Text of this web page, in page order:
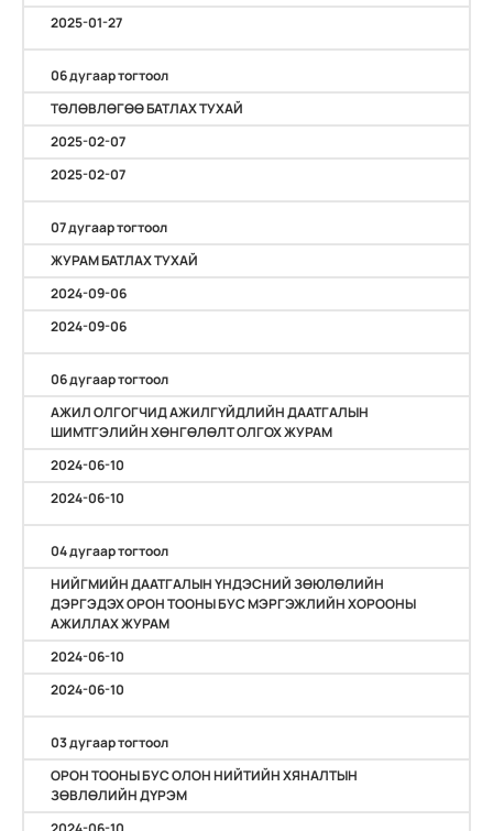
2025-01-27
06 дугаар тогтоол
ТӨЛӨВЛӨГӨӨ БАТЛАХ ТУХАЙ
2025-02-07
2025-02-07
07 дугаар тогтоол
ЖУРАМ БАТЛАХ ТУХАЙ
2024-09-06
2024-09-06
06 дугаар тогтоол
АЖИЛ ОЛГОГЧИД АЖИЛГҮЙДЛИЙН ДААТГАЛЫН
ШИМТГЭЛИЙН ХӨНГӨЛӨЛТ ОЛГОХ ЖУРАМ
2024-06-10
2024-06-10
04 дугаар тогтоол
НИЙГМИЙН ДААТГАЛЫН ҮНДЭСНИЙ ЗӨЮЛӨЛИЙН
ДЭРГЭДЭХ ОРОН ТООНЫ БУС МЭРГЭЖЛИЙН ХОРООНЫ
АЖИЛЛАХ ЖУРАМ
2024-06-10
2024-06-10
03 дугаар тогтоол
ОРОН ТООНЫ БУС ОЛОН НИЙТИЙН ХЯНАЛТЫН
ЗӨВЛӨЛИЙН ДҮРЭМ